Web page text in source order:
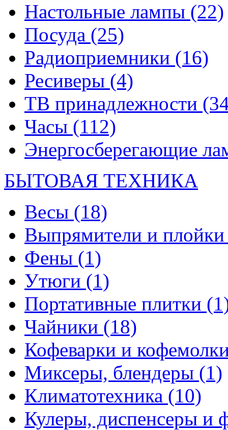
Настольные лампы (22)
Посуда (25)
Радиоприемники (16)
Ресиверы (4)
ТВ принадлежности
Часы (112)
Энергосберегающие
БЫТОВАЯ ТЕХНИКА
Весы (18)
Выпрямители и
Фены (1)
Утюги (1)
Портативные плитки
Чайники (18)
Кофеварки и
Миксеры, блендеры (1)
Климатотехника (10)
Кулеры, диспенсеры и